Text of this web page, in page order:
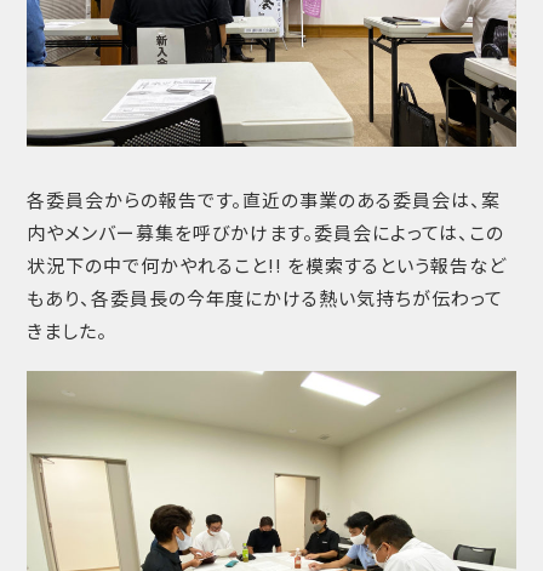
各委員会からの報告です。直近の事業のある委員会は、案
内やメンバー募集を呼びかけます。委員会によっては、この
状況下の中で何かやれること!! を模索するという報告など
もあり、各委員長の今年度にかける熱い気持ちが伝わって
きました。